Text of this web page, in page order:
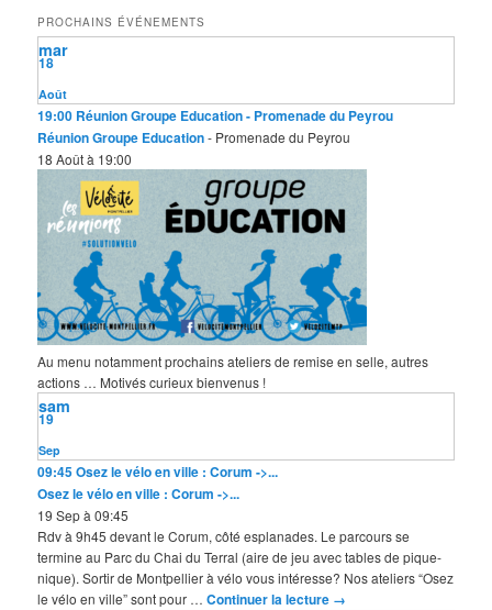
r
c
h
e
PROCHAINS ÉVÉNEMENTS
Août
18
mar
19:00 Réunion Groupe Education- Promenade du Peyrou
Réunion Groupe Education- Promenade du Peyrou
18 Août à 19:00
Au menu notamment prochains ateliers de remise en selle, autres
actions … Motivés curieux bienvenus !
Sep
19
sam
09:45Osez le vélo en ville : Corum ->...
Osez le vélo en ville : Corum ->...
19 Sep à 09:45
Rdv à 9h45 devant le Corum, côté esplanades. Le parcours se
termine au Parc du Chai du Terral (aire de jeu avec tables de pique-
nique). Sortir de Montpellier à vélo vous intéresse? Nos ateliers “Osez
le vélo en ville” sont pour …Continuer la lecture →